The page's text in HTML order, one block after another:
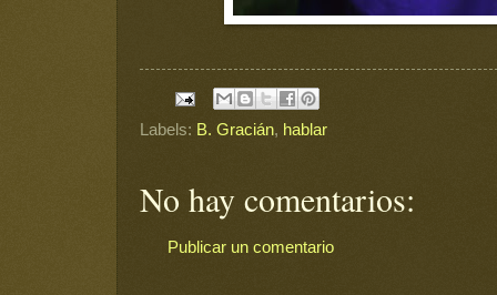
Labels: B. Gracián, hablar
No hay comentarios:
Publicar un comentario